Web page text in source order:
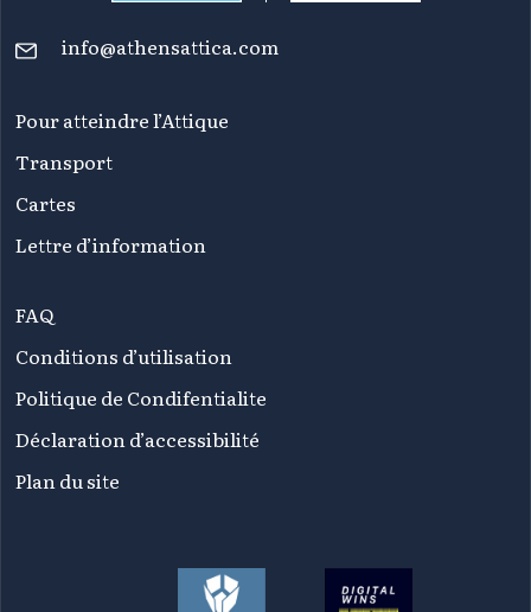
info@athensattica.com
Pour atteindre l’Attique
Transport
Cartes
Lettre d’information
FAQ
Conditions d’utilisation
Politique de Condifentialite
Déclaration d’accessibilité
Plan du site